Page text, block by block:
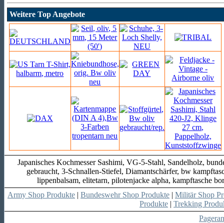
Weitere Top Angebote
Japanisches Kochmesser Sashimi, VG-5-Stahl, Sandelholz,
gebraucht, 3-Schnallen-Stiefel, Diamantschärfer, bw
lippenbalsam, elitetarn, pilotenjacke alpha, kampftasche
Army Shop Produkte | Bundeswehr Shop Produkte | Militär Shop
Produkte | Trekking